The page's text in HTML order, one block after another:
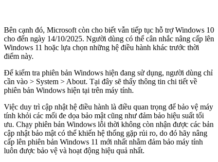
Bên cạnh đó, Microsoft còn cho biết vẫn tiếp tục hỗ trợ Windows 10
cho đến ngày 14/10/2025. Người dùng có thể cân nhắc nâng cấp lên
Windows 11 hoặc lựa chọn những hệ điều hành khác trước thời
điểm này.
Để kiểm tra phiên bản Windows hiện đang sử dụng, người dùng chỉ
cần vào > System > About. Tại đây sẽ thấy thông tin chi tiết về
phiên bản Windows hiện tại trên máy tính.
Việc duy trì cập nhật hệ điều hành là điều quan trọng để bảo vệ máy
tính khỏi các mối đe dọa bảo mật cũng như đảm bảo hiệu suất tối
ưu. Chạy phiên bản Windows lỗi thời không còn nhận được các bản
cập nhật bảo mật có thể khiến hệ thống gặp rủi ro, do đó hãy nâng
cấp lên phiên bản Windows 11 mới nhất nhằm đảm bảo máy tính
luôn được bảo vệ và hoạt động hiệu quả nhất.